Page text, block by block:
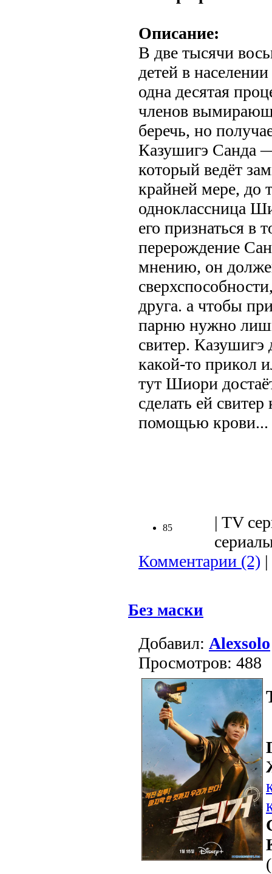
Описание:
В две тысячи
детей в
одна десятая
членов
беречь, но
Казушигэ Санда
который ведёт
крайней мере, до
одноклассница
его признаться в
перерождение
мнению, он
друга. а чтобы
парню нужно
свитер. Казушигэ
какой-то прикол
тут Шиори
сделать ей
помощью крови...
85
| TV
Комментарии (2) |
Без маски
Добавил: Alexsolo
Просмотров: 488